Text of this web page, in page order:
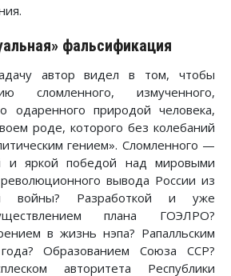
фальсификация
автор видел в том, чтобы
сломленного, измученного,
одаренного природой человека,
роде, которого без колебаний
гением». Сломленного —
и яркой победой над мировыми
вывода России из
войны? Разработкой и уже
плана ГОЭЛРО?
в жизнь нэпа? Рапалльским
Образованием Союза ССР?
авторитета Республики